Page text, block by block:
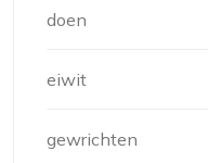
doen
eiwit
gewrichten